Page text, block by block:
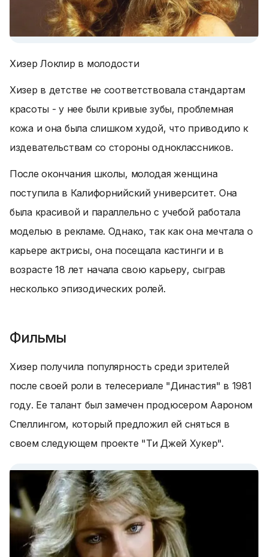
Хизер Локлир в молодости
Хизер в детстве не соответствовала стандартам
красоты - у нее были кривые зубы, проблемная
кожа и она была слишком худой, что приводило к
издевательствам со стороны одноклассников.
После окончания школы, молодая женщина
поступила в Калифорнийский университет. Она
была красивой и параллельно с учебой работала
моделью в рекламе. Однако, так как она мечтала о
карьере актрисы, она посещала кастинги и в
возрасте 18 лет начала свою карьеру, сыграв
несколько эпизодических ролей.
Фильмы
Хизер получила популярность среди зрителей
после своей роли в телесериале "Династия" в 1981
году. Ее талант был замечен продюсером Аароном
Спеллингом, который предложил ей сняться в
своем следующем проекте "Ти Джей Хукер".